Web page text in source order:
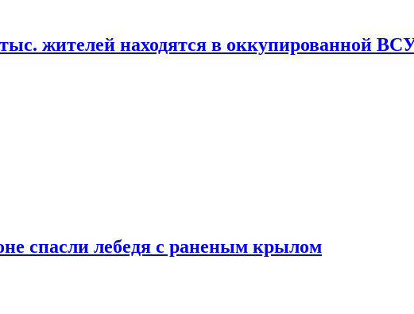
жителей находятся в оккупированной
спасли лебедя с раненым крылом